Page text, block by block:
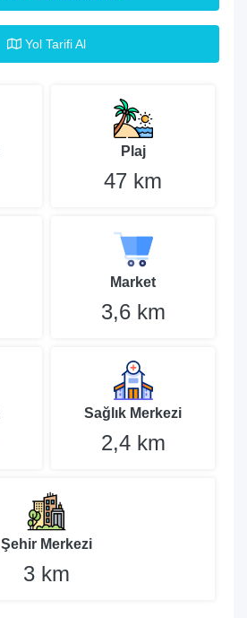
Yol Tarifi Al
Plaj
47 km
Market
3,6 km
Sağlık Merkezi
2,4 km
Şehir Merkezi
3 km